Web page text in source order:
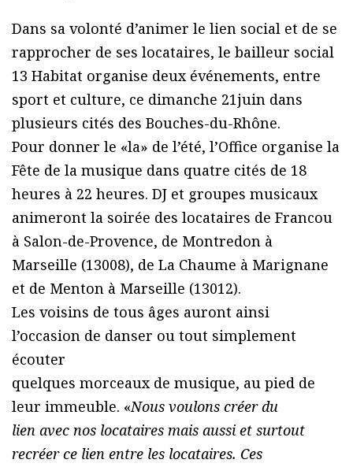
Dans sa volonté d’animer le lien social et de se
rapprocher de ses locataires, le bailleur social
13 Habitat organise deux événements, entre
sport et culture, ce dimanche 21juin dans
plusieurs cités des Bouches-du-Rhône.
Pour donner le «la» de l’été, l’Office organise la
Fête de la musique dans quatre cités de 18
heures à 22 heures. DJ et groupes musicaux
animeront la soirée des locataires de Francou
à Salon-de-Provence, de Montredon à
Marseille (13008), de La Chaume à Marignane
et de Menton à Marseille (13012).
Les voisins de tous âges auront ainsi
l’occasion de danser ou tout simplement
écouter
quelques morceaux de musique, au pied de
leur immeuble. «Nous voulons créer du
lien avec nos locataires mais aussi et surtout
recréer ce lien entre les locataires. Ces